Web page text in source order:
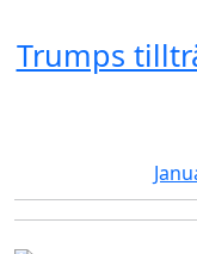
Trumps